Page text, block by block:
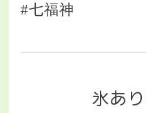
#七福神
氷あ